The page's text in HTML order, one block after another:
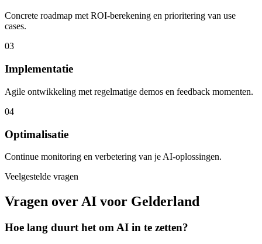
Concrete roadmap met ROI-berekening en prioritering van use
cases.
03
Implementatie
Agile ontwikkeling met regelmatige demos en feedback momenten.
04
Optimalisatie
Continue monitoring en verbetering van je AI-oplossingen.
Veelgestelde vragen
Vragen over AI voor Gelderland
Hoe lang duurt het om AI in te zetten?